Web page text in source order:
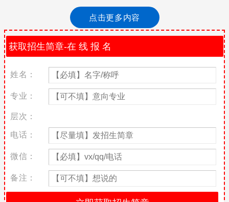
中国计量大学全国排名第138位
中国计量大学现有52个本科专业，涵盖工学、理学、管理学、法
学、文学、经济学、医药学、农学、艺术学等九大学科门类，有硕
士学位授权一级学科15个、硕士专业学位授权点10个。现有专任教
师1300余人，浙江省特级专家3人，浙江省特聘教授6人，拥有国家
级特色专业4个，国家专业综合改革试点专业2个，浙江省优势、特
色专业20个，国家级精品课程、国家精品资源共享课、国家级双语
教学示范课程等7门，省级精品课程22门、精品在线开放课程4门；
国家级实验教学示范中心和虚拟仿真实验教学中心2个，省级实验教
学示范中心10个；“全国示范性工程专业学位研究生联合培养基地”1
个。
中国计量大学优势专业排名
在中国计量大学所有专业中，仪器科学与技术专业排名第二十三；
光学工程专业排名第二十四；电子科学与技术专业排名第四十二。
点击更多内容
姓名：
专业：
层次：
电话：
微信：
备注：